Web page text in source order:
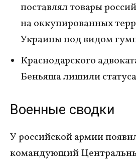
поставлял товары
на оккупированных
Украины под видом
Краснодарского
Беньяша лишили
Военные сводки
У российской армии
командующий